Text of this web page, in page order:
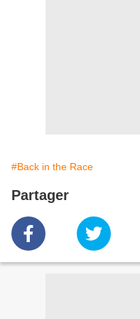
#Back in the Race
Partager